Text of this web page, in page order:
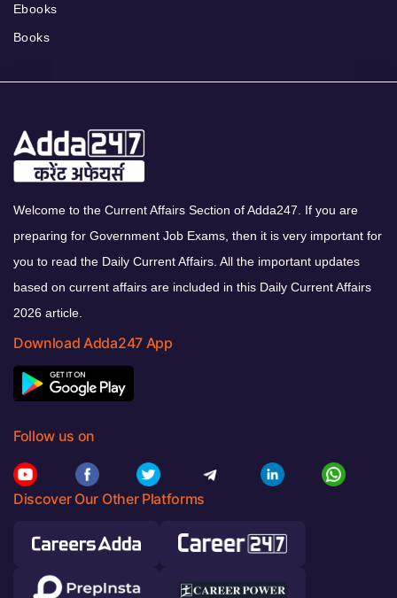
Ebooks
Books
Welcome to the Current Affairs Section of Adda247. If you are
preparing for Government Job Exams, then it is very important for
you to read the Daily Current Affairs. All the important updates
based on current affairs are included in this Daily Current Affairs
2026 article.
Download Adda247 App
Follow us on
Discover Our Other Platforms